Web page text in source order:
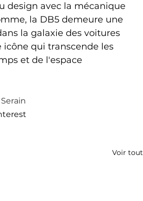
design avec la mécanique
la DB5 demeure une
la galaxie des voitures
icône qui transcende les
et de l'espace
Voir tout